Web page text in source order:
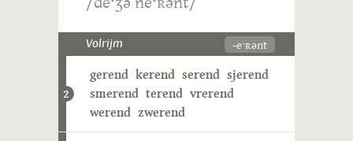
Volrijm -eˑʀənt
2
gerend kerend serend sjerend
smerend terend vrerend
werend zwerend